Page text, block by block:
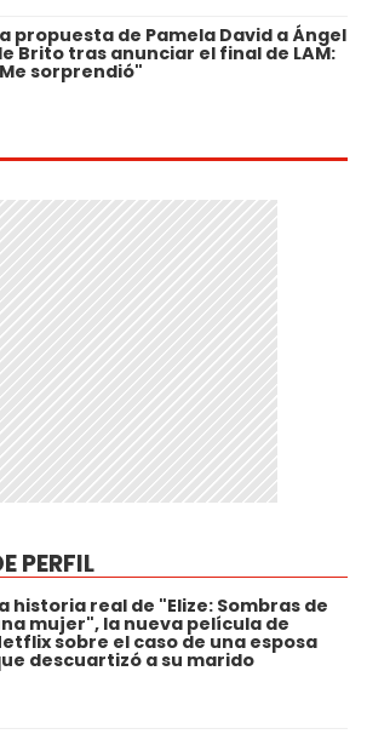
propuesta de Pamela David a Ángel
Brito tras anunciar el final de LAM:
sorprendió"
PERFIL
historia real de "Elize: Sombras de
mujer", la nueva película de
sobre el caso de una esposa
descuartizó a su marido